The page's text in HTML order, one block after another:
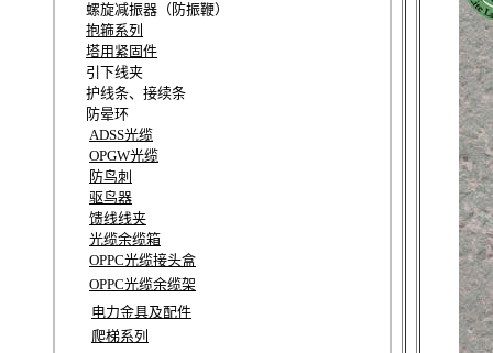
螺旋减振器（防振鞭）
抱箍系列
塔用紧固件
引下线夹
护线条、接续条
防晕环
ADSS光缆
OPGW光缆
防鸟刺
驱鸟器
馈线线夹
光缆余缆箱
OPPC光缆接头盒
OPPC光缆余缆架
电力金具及配件
爬梯系列